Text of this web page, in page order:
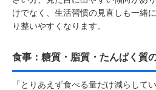
けでなく、生活習慣の見直しも一緒
り整いやすくなります。
食事：糖質・脂質・たんぱく質
「とりあえず食べる量だけ減らして